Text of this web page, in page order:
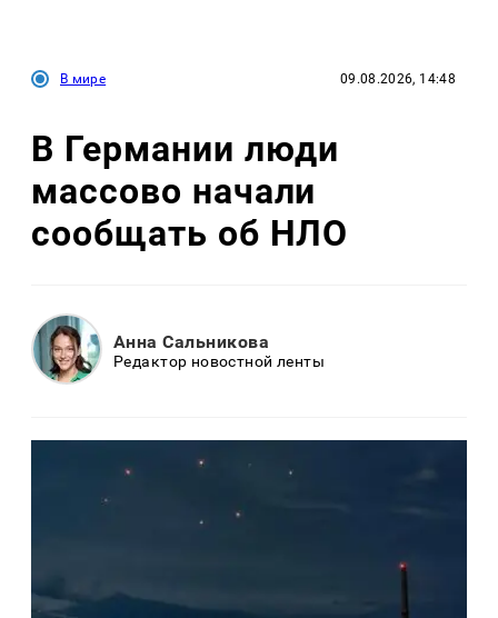
В мире 09.08.2026, 14:48
В Германии люди
массово начали
сообщать об НЛО
Анна Сальникова
Редактор новостной ленты